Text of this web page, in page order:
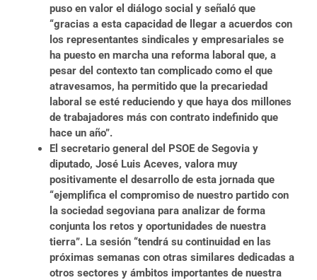
puso en valor el diálogo social y señaló que
“gracias a esta capacidad de llegar a acuerdos con
los representantes sindicales y empresariales se
ha puesto en marcha una reforma laboral que, a
pesar del contexto tan complicado como el que
atravesamos, ha permitido que la precariedad
laboral se esté reduciendo y que haya dos millones
de trabajadores más con contrato indefinido que
hace un año”.
El secretario general del PSOE de Segovia y
diputado, José Luis Aceves, valora muy
positivamente el desarrollo de esta jornada que
“ejemplifica el compromiso de nuestro partido con
la sociedad segoviana para analizar de forma
conjunta los retos y oportunidades de nuestra
tierra”. La sesión “tendrá su continuidad en las
próximas semanas con otras similares dedicadas a
otros sectores y ámbitos importantes de nuestra